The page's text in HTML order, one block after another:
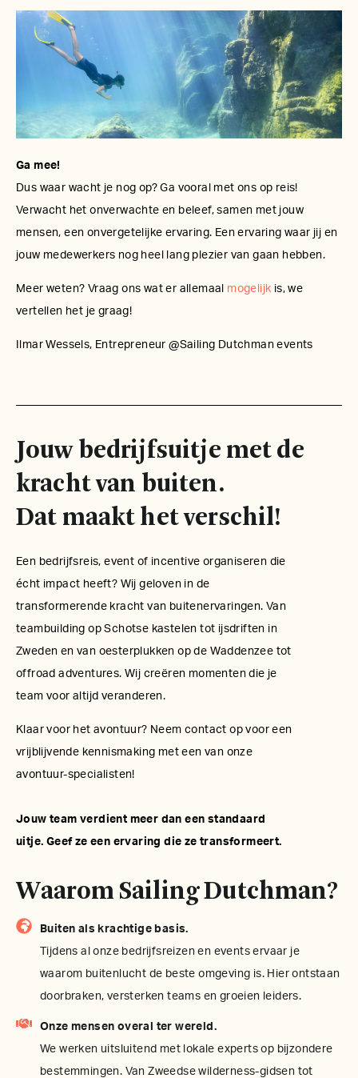
Ga mee!
Dus waar wacht je nog op? Ga vooral met ons op reis!
Verwacht het onverwachte en beleef, samen met jouw
mensen, een onvergetelijke ervaring. Een ervaring waar jij en
jouw medewerkers nog heel lang plezier van gaan hebben.
Meer weten? Vraag ons wat er allemaal mogelijk is, we
vertellen het je graag!
Ilmar Wessels, Entrepreneur @Sailing Dutchman events
Jouw bedrijfsuitje met de
kracht van buiten.
Dat maakt het verschil!
Een bedrijfsreis, event of incentive organiseren die
écht impact heeft? Wij geloven in de
transformerende kracht van buitenervaringen. Van
teambuilding op Schotse kastelen tot ijsdriften in
Zweden en van oesterplukken op de Waddenzee tot
offroad adventures. Wij creëren momenten die je
team voor altijd veranderen.
Klaar voor het avontuur? Neem contact op voor een
vrijblijvende kennismaking met een van onze
avontuur-specialisten!
Jouw team verdient meer dan een standaard
uitje. Geef ze een ervaring die ze transformeert.
Waarom Sailing Dutchman?
Buiten als krachtige basis.
Tijdens al onze bedrijfsreizen en events ervaar je
waarom buitenlucht de beste omgeving is. Hier ontstaan
doorbraken, versterken teams en groeien leiders.
Onze mensen overal ter wereld.
We werken uitsluitend met lokale experts op bijzondere
bestemmingen. Van Zweedse wilderness-gidsen tot